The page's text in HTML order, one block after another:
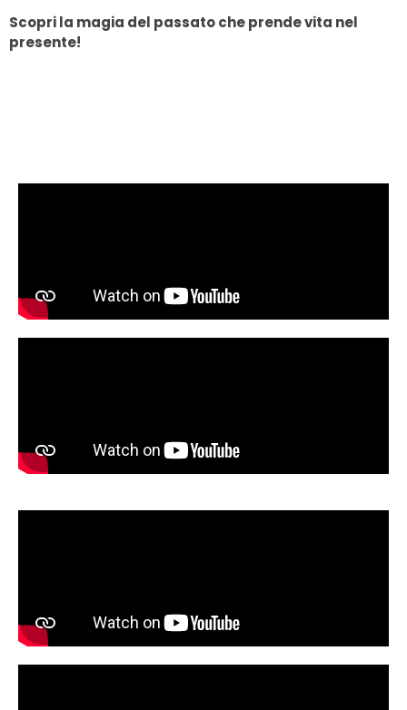
Scopri la magia del passato che prende vita nel
presente!